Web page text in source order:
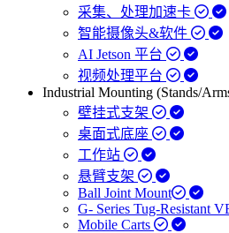
采集、处理加速卡
智能摄像头&软件
AI Jetson 平台
视频处理平台
Industrial Mounting (Stands/
壁挂式支架
桌面式底座
工作站
悬臂支架
Ball Joint Mount​
G- Series Tug-Resistant
Mobile Carts